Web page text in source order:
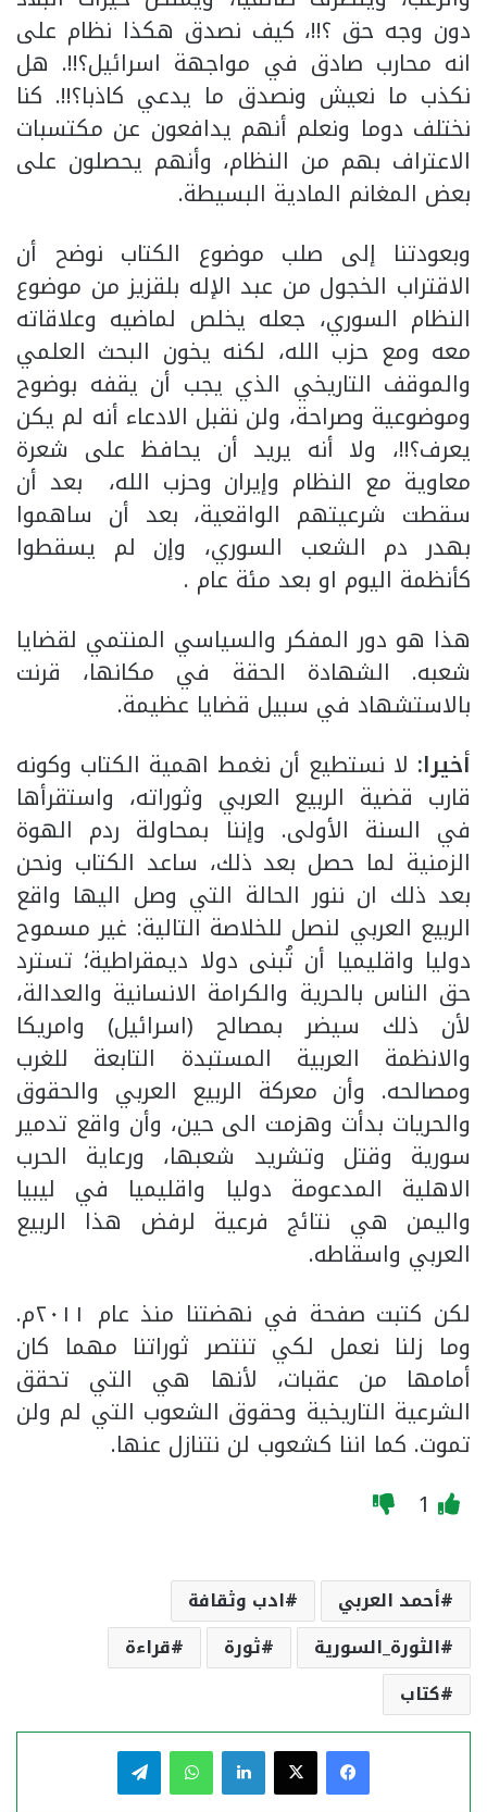
دون وجه حق ؟!!، كيف نصدق هكذا نظام على
انه محارب صادق في مواجهة اسرائيل؟!!. هل
نكذب ما نعيش ونصدق ما يدعي كاذبا؟!!. كنا
نختلف دوما ونعلم أنهم يدافعون عن مكتسبات
الاعتراف بهم من النظام، وأنهم يحصلون على
بعض المغانم المادية البسيطة.
وبعودتنا إلى صلب موضوع الكتاب نوضح أن
الاقتراب الخجول من عبد الإله بلقزيز من موضوع
النظام السوري، جعله يخلص لماضيه وعلاقاته
معه ومع حزب الله، لكنه يخون البحث العلمي
والموقف التاريخي الذي يجب أن يقفه بوضوح
وموضوعية وصراحة، ولن نقبل الادعاء أنه لم يكن
يعرف؟!!، ولا أنه يريد أن يحافظ على شعرة
معاوية مع النظام وإيران وحزب الله، بعد أن
سقطت شرعيتهم الواقعية، بعد أن ساهموا
بهدر دم الشعب السوري، وإن لم يسقطوا
كأنظمة اليوم او بعد مئة عام .
هذا هو دور المفكر والسياسي المنتمي لقضايا
شعبه. الشهادة الحقة في مكانها، قرنت
بالاستشهاد في سبيل قضايا عظيمة.
أخيرا: لا نستطيع أن نغمط اهمية الكتاب وكونه
قارب قضية الربيع العربي وثوراته، واستقرأها
في السنة الأولى. وإننا بمحاولة ردم الهوة
الزمنية لما حصل بعد ذلك، ساعد الكتاب ونحن
بعد ذلك ان ننور الحالة التي وصل اليها واقع
الربيع العربي لنصل للخلاصة التالية: غير مسموح
دوليا واقليميا أن تُبنى دولا ديمقراطية؛ تسترد
حق الناس بالحرية والكرامة الانسانية والعدالة،
لأن ذلك سيضر بمصالح (اسرائيل) وامريكا
والانظمة العربية المستبدة التابعة للغرب
ومصالحه. وأن معركة الربيع العربي والحقوق
والحريات بدأت وهزمت الى حين، وأن واقع تدمير
سورية وقتل وتشريد شعبها، ورعاية الحرب
الاهلية المدعومة دوليا واقليميا في ليبيا
واليمن هي نتائج فرعية لرفض هذا الربيع
العربي واسقاطه.
لكن كتبت صفحة في نهضتنا منذ عام ٢٠١١م.
وما زلنا نعمل لكي تنتصر ثوراتنا مهما كان
أمامها من عقبات، لأنها هي التي تحقق
الشرعية التاريخية وحقوق الشعوب التي لم ولن
تموت. كما اننا كشعوب لن نتنازل عنها.
1
أحمد العربي
ادب وثقافة
الثورة_السورية
ثورة
قراءة
كتاب
فيسبوك لينكدإن واتساب